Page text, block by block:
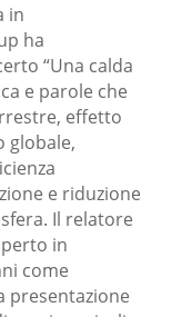
in
ha
“Una calda
e parole che
effetto
globale,
e riduzione
Il relatore
in
come
presentazione